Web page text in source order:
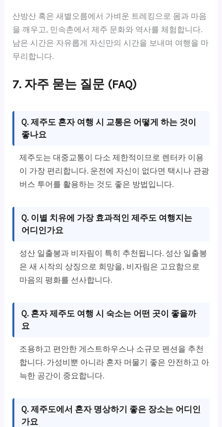
산방산 혹은 새별오름에서 가벼운 트레킹으로 몸과 마음
을 깨우고, 민속촌에서 제주 문화와 역사를 체험합니다.
남은 시간은 자유롭게 자신만의 시간을 보내며 여행을 마
무리합니다.
7. 자주 묻는 질문 (FAQ)
Q. 제주도 혼자 여행 시 교통은 어떻게 하는 것이
좋나요
제주도는 대중교통이 다소 제한적이므로 렌터카 이용
이 가장 편리합니다. 운전에 자신이 없다면 택시나 관광
버스 투어를 활용하는 것도 좋은 방법입니다.
Q. 이별 치유에 가장 효과적인 제주도 여행지는
어디인가요
성산 일출봉과 비자림이 특히 추천됩니다. 성산 일출봉
은 새 시작의 상징으로 희망을, 비자림은 고요함으로
마음의 평화를 선사합니다.
Q. 혼자 제주도 여행 시 숙소는 어떤 곳이 좋을까
요
조용하고 편안한 게스트하우스나 소규모 펜션을 추천
합니다. 가성비뿐 아니라 혼자 머물기 좋은 안전하고 아
늑한 공간이 중요합니다.
Q. 제주도에서 혼자 명상하기 좋은 장소는 어디인
가요